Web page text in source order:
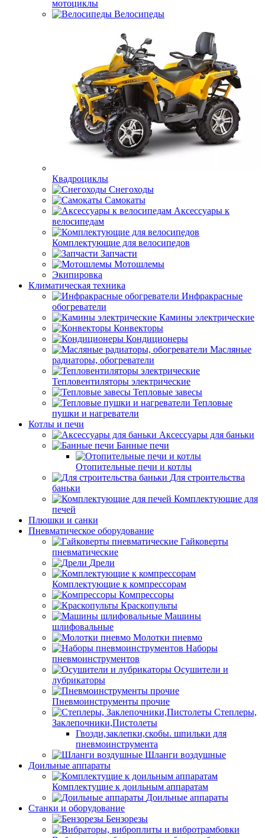
мотоциклы
Велосипеды
Квадроциклы
Снегоходы
Самокаты
Аксессуары к
велосипедам
Комплектующие для велосипедов
Запчасти
Мотошлемы
Экипировка
Климатическая техника
Инфракрасные
обогреватели
Камины электрические
Конвекторы
Кондиционеры
Масляные
радиаторы, обогреватели
Тепловентиляторы электрические
Тепловые завесы
Тепловые
пушки и нагреватели
Котлы и печи
Аксессуары для баньки
Банные печи
Отопительные печи и котлы
Для строительства
баньки
Комплектующие для
печей
Плюшки и санки
Пневматическое оборудование
Гайковерты
пневматические
Дрели
Комплектующие к компрессорам
Компрессоры
Краскопульты
Машины
шлифовальные
Молотки пневмо
Наборы
пневмоинструментов
Осушители и
лубрикаторы
Пневмоинструменты прочие
Степлеры,
Заклепочники,Пистолеты
Гвозди,заклепки,скобы. шпильки для
пневмоинструмента
Шланги воздушные
Доильные аппараты
Комплектущие к доильным аппаратам
Доильные аппараты
Станки и оборудование
Бензорезы